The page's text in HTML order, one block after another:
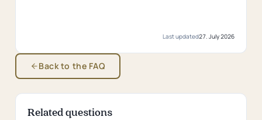
Last updated27. July 2026
Back to the FAQ
Related questions